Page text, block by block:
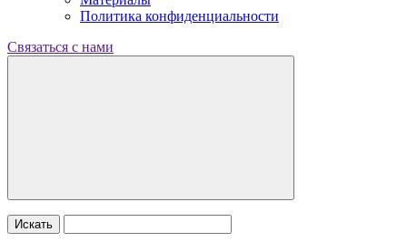
Политика конфиденциальности
Связаться с нами
Искать